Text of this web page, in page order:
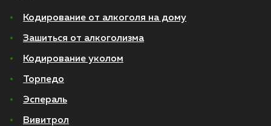
Кодирование от алкоголя на дому
Зашиться от алкоголизма
Кодирование уколом
Торпедо
Эспераль
Вивитрол